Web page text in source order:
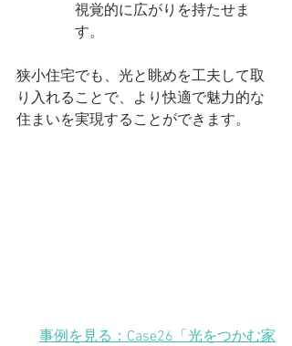
視覚的に広がりを持たせま
す。
狭小住宅でも、光と眺めを工夫して取
り入れることで、より快適で魅力的な
住まいを実現することができます。
事例を見る：Case26「光をつかむ家